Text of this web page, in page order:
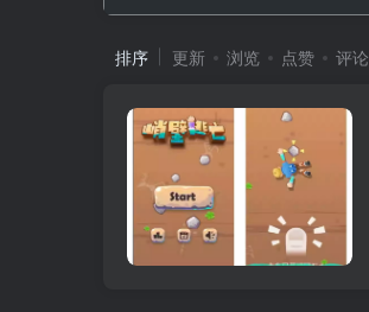
排序 更新 浏览 点赞 评论